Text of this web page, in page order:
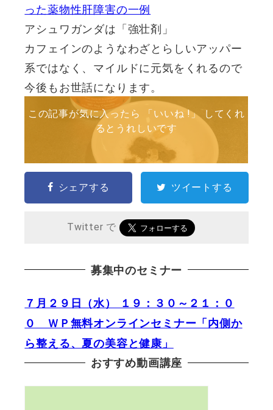
った薬物性肝障害の一例
アシュワガンダは「強壮剤」
カフェインのようなわざとらしいアッパー
系ではなく、マイルドに元気をくれるので
今後もお世話になります。
この記事が気に入ったら 「いいね !」 してくれ
るとうれしいです
シェアする ツイートする
Twitter で
募集中のセミナー
７月２９日（水） １９：３０～２１：０
０ ＷＰ無料オンラインセミナー「内側か
ら整える、夏の美容と健康」
おすすめ動画講座